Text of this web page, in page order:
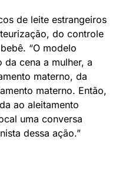
de leite estrangeiros
do controle
“O modelo
cena a mulher, a
materno, da
materno. Então,
ao aleitamento
uma conversa
dessa ação.”